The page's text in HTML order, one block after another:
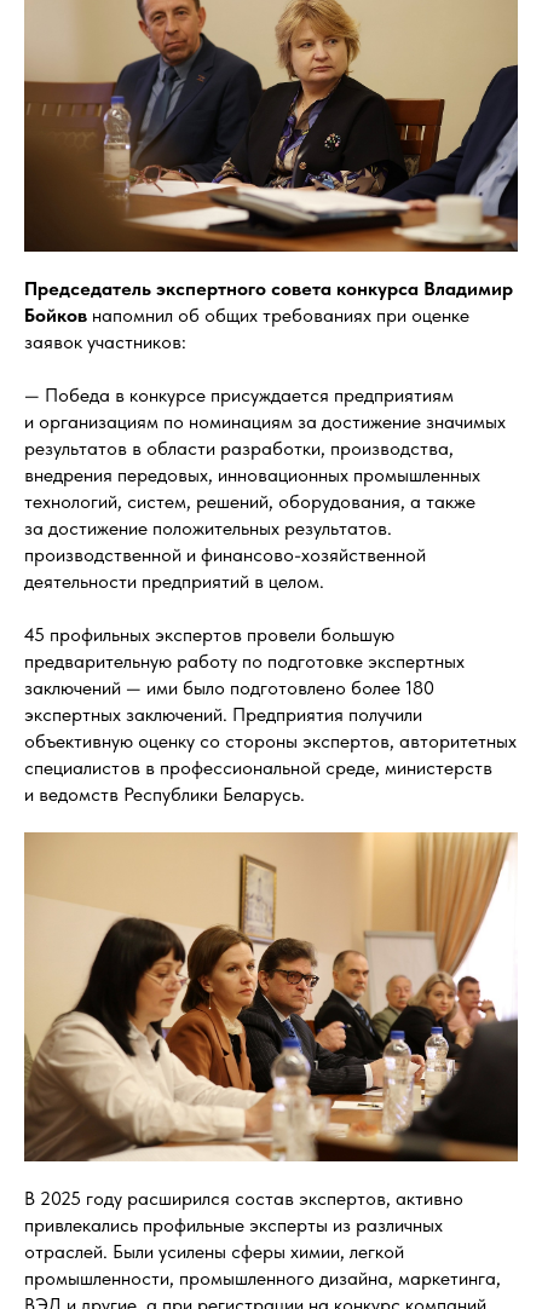
Председатель экспертного совета конкурса Владимир
Бойков напомнил об общих требованиях при оценке
заявок участников:
— Победа в конкурсе присуждается предприятиям
и организациям по номинациям за достижение значимых
результатов в области разработки, производства,
внедрения передовых, инновационных промышленных
технологий, систем, решений, оборудования, а также
за достижение положительных результатов.
производственной и финансово-хозяйственной
деятельности предприятий в целом.
45 профильных экспертов провели большую
предварительную работу по подготовке экспертных
заключений — ими было подготовлено более 180
экспертных заключений. Предприятия получили
объективную оценку со стороны экспертов, авторитетных
специалистов в профессиональной среде, министерств
и ведомств Республики Беларусь.
В 2025 году расширился состав экспертов, активно
привлекались профильные эксперты из различных
отраслей. Были усилены сферы химии, легкой
промышленности, промышленного дизайна, маркетинга,